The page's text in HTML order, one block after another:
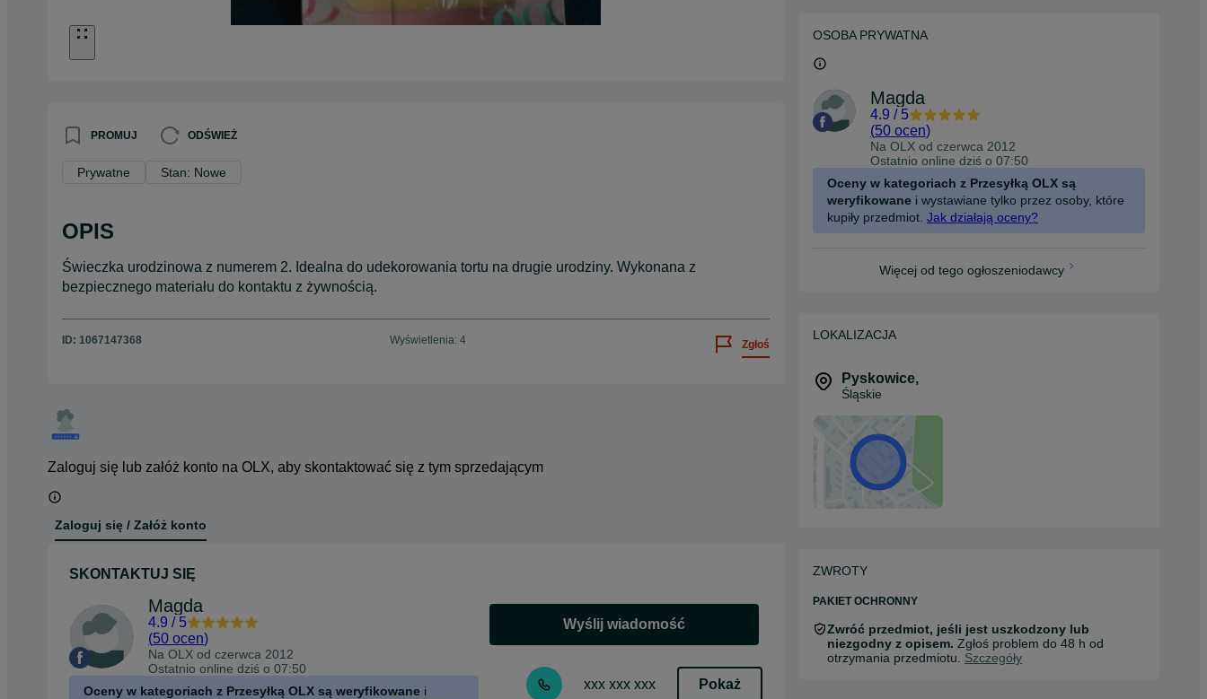
PROMUJ ODŚWIEŻ
Prywatne Stan: Nowe
OPIS
Świeczka urodzinowa z numerem 2. Idealna do udekorowania tortu na drugie urodziny. Wykonana z
bezpiecznego materiału do kontaktu z żywnością.
ID: 1067147368 Wyświetlenia: 4 Zgłoś
Zaloguj się lub załóż konto na OLX, aby skontaktować się z tym sprzedającym
Zaloguj się / Załóż konto
SKONTAKTUJ SIĘ
Magda
4.9 / 5
(50 ocen)
Na OLX od czerwca 2012
Ostatnio online dziś o 07:50
Oceny w kategoriach z Przesyłką OLX są weryfikowane i
Wyślij wiadomość
xxx xxx xxx Pokaż
OSOBA PRYWATNA
Magda
4.9 / 5
(50 ocen)
Na OLX od czerwca 2012
Ostatnio online dziś o 07:50
Oceny w kategoriach z Przesyłką OLX są
weryfikowane i wystawiane tylko przez osoby, które
kupiły przedmiot. Jak działają oceny?
Więcej od tego ogłoszeniodawcy
LOKALIZACJA
Pyskowice,
Śląskie
ZWROTY
PAKIET OCHRONNY
Zwróć przedmiot, jeśli jest uszkodzony lub
niezgodny z opisem. Zgłoś problem do 48 h od
otrzymania przedmiotu. Szczegóły